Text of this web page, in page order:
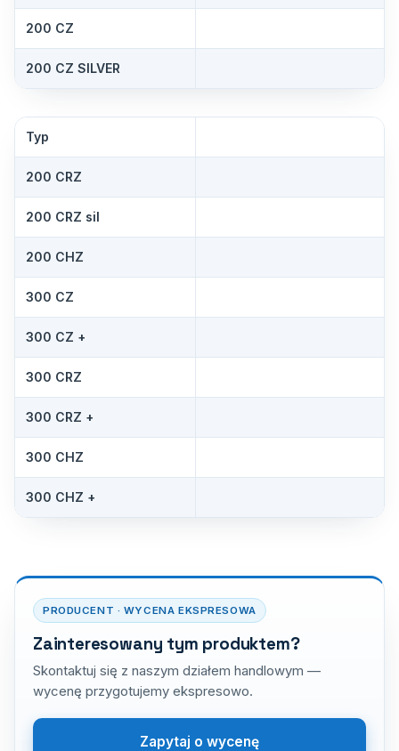
200 CZ
200 CZ SILVER
Typ
200 CRZ
200 CRZ sil
200 CHZ
300 CZ
300 CZ +
300 CRZ
300 CRZ +
300 CHZ
300 CHZ +
PRODUCENT · WYCENA EKSPRESOWA
Zainteresowany tym produktem?
Skontaktuj się z naszym działem handlowym —
wycenę przygotujemy ekspresowo.
Zapytaj o wycenę